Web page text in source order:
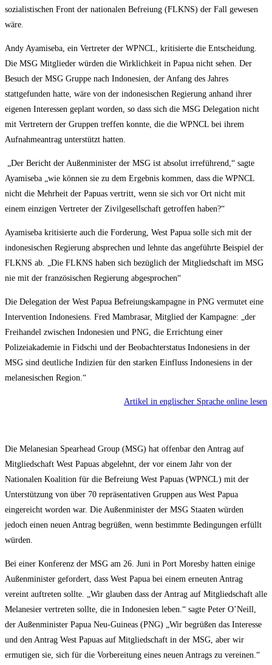
sozialistischen Front der nationalen Befreiung (FLKNS) der Fall gewesen
wäre.
Andy Ayamiseba, ein Vertreter der WPNCL, kritisierte die Entscheidung.
Die MSG Mitglieder würden die Wirklichkeit in Papua nicht sehen. Der
Besuch der MSG Gruppe nach Indonesien, der Anfang des Jahres
stattgefunden hatte, wäre von der indonesischen Regierung anhand ihrer
eigenen Interessen geplant worden, so dass sich die MSG Delegation nicht
mit Vertretern der Gruppen treffen konnte, die die WPNCL bei ihrem
Aufnahmeantrag unterstützt hatten.
„Der Bericht der Außenminister der MSG ist absolut irreführend,“ sagte
Ayamiseba „wie können sie zu dem Ergebnis kommen, dass die WPNCL
nicht die Mehrheit der Papuas vertritt, wenn sie sich vor Ort nicht mit
einem einzigen Vertreter der Zivilgesellschaft getroffen haben?“
Ayamiseba kritisierte auch die Forderung, West Papua solle sich mit der
indonesischen Regierung absprechen und lehnte das angeführte Beispiel der
FLKNS ab. „Die FLKNS haben sich bezüglich der Mitgliedschaft im MSG
nie mit der französischen Regierung abgesprochen“
Die Delegation der West Papua Befreiungskampagne in PNG vermutet eine
Intervention Indonesiens. Fred Mambrasar, Mitglied der Kampagne: „der
Freihandel zwischen Indonesien und PNG, die Errichtung einer
Polizeiakademie in Fidschi und der Beobachterstatus Indonesiens in der
MSG sind deutliche Indizien für den starken Einfluss Indonesiens in der
melanesischen Region.“
Artikel in englischer Sprache online lesen
Die Melanesian Spearhead Group (MSG) hat offenbar den Antrag auf
Mitgliedschaft West Papuas abgelehnt, der vor einem Jahr von der
Nationalen Koalition für die Befreiung West Papuas (WPNCL) mit der
Unterstützung von über 70 repräsentativen Gruppen aus West Papua
eingereicht worden war. Die Außenminister der MSG Staaten würden
jedoch einen neuen Antrag begrüßen, wenn bestimmte Bedingungen erfüllt
würden.
Bei einer Konferenz der MSG am 26. Juni in Port Moresby hatten einige
Außenminister gefordert, dass West Papua bei einem erneuten Antrag
vereint auftreten sollte. „Wir glauben dass der Antrag auf Mitgliedschaft alle
Melanesier vertreten sollte, die in Indonesien leben.“ sagte Peter O’Neill,
der Außenminister Papua Neu-Guineas (PNG) „Wir begrüßen das Interesse
und den Antrag West Papuas auf Mitgliedschaft in der MSG, aber wir
ermutigen sie, sich für die Vorbereitung eines neuen Antrags zu vereinen.“